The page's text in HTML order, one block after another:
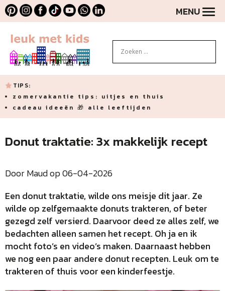
MENU
TIPS:
zomervakantie tips: uitjes en thuis
cadeau ideeën 🎁 alle leeftijden
Donut traktatie: 3x makkelijk recept
Door Maud op 06-04-2026
Een donut traktatie, wilde ons meisje dit jaar. Ze
wilde op zelfgemaakte donuts trakteren, of beter
gezegd zelf versierd. Daarvoor deed ze alles zelf, we
bedachten alleen samen het recept. Oh ja en ik
mocht foto’s en video’s maken. Daarnaast hebben
we nog een paar andere donut recepten. Leuk om te
trakteren of thuis voor een kinderfeestje.